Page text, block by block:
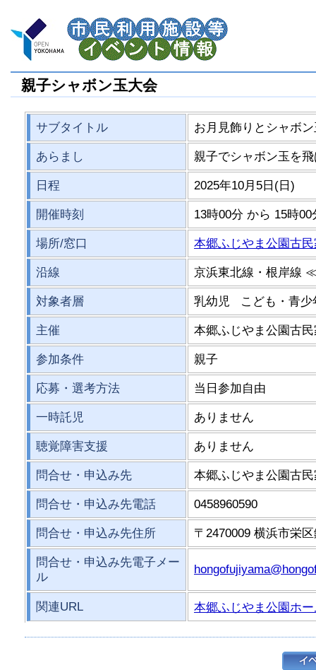
親子シャボン玉大会
サブタイトル お月見飾りとシャボ
あらまし 親子でシャボン玉を
日程 2025年10月5日(日)
開催時刻 13時00分 から 15時00
場所/窓口 本郷ふじやま公園古
沿線 京浜東北線・根岸線
対象者層 乳幼児 こども・青
主催 本郷ふじやま公園古
参加条件 親子
応募・選考方法 当日参加自由
一時託児 ありません
聴覚障害支援 ありません
問合せ・申込み先 本郷ふじやま公園古
問合せ・申込み先電話 0458960590
問合せ・申込み先住所 〒2470009 横浜市栄
問合せ・申込み先電子メー
ル
関連URL 本郷ふじやま公園ホ